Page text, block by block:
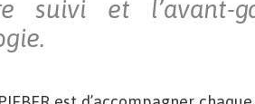
suivi et l’avant-